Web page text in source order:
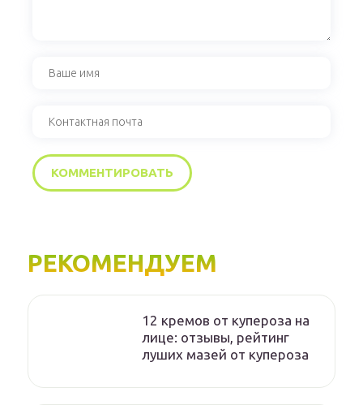
РЕКОМЕНДУЕМ
12 кремов от купероза на
лице: отзывы, рейтинг
луших мазей от купероза